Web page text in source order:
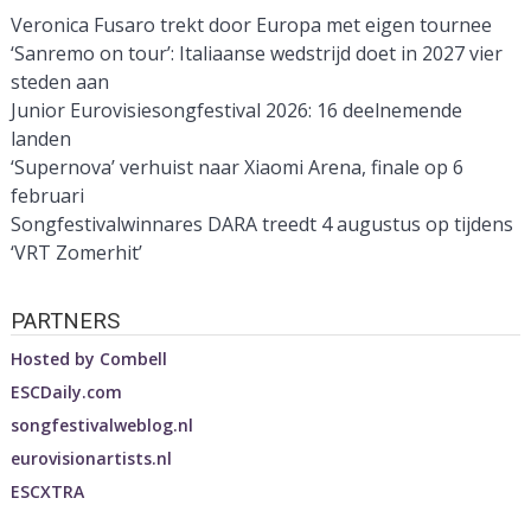
Veronica Fusaro trekt door Europa met eigen tournee
‘Sanremo on tour’: Italiaanse wedstrijd doet in 2027 vier
steden aan
Junior Eurovisiesongfestival 2026: 16 deelnemende
landen
‘Supernova’ verhuist naar Xiaomi Arena, finale op 6
februari
Songfestivalwinnares DARA treedt 4 augustus op tijdens
‘VRT Zomerhit’
PARTNERS
Hosted by Combell
ESCDaily.com
songfestivalweblog.nl
eurovisionartists.nl
ESCXTRA